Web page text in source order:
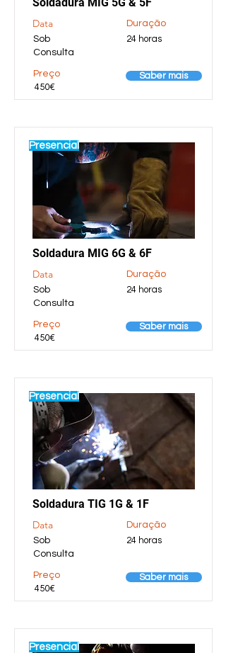
Data
Sob
Consulta
Preço
450€
Duração
24 horas
Saber mais
Presencial
Soldadura MIG 6G & 6F
Data
Sob
Consulta
Preço
450€
Duração
24 horas
Saber mais
Presencial
Soldadura TIG 1G & 1F
Data
Sob
Consulta
Preço
450€
Duração
24 horas
Saber mais
Presencial